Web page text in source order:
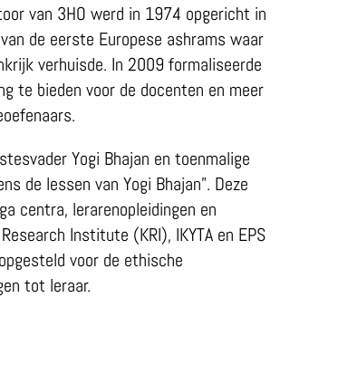
van 3HO werd in 1974 opgericht in
de eerste Europese ashrams waar
verhuisde. In 2009 formaliseerde
te bieden voor de docenten en meer
Yogi Bhajan en toenmalige
de lessen van Yogi Bhajan”. Deze
centra, lerarenopleidingen en
Institute (KRI), IKYTA en EPS
voor de ethische
tot leraar.